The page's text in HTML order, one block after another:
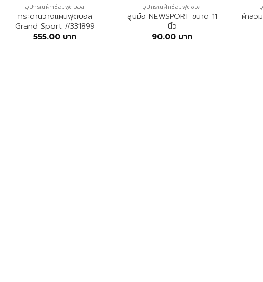
อุปกรณ์ฝึกซ้อมฟุตบอล
กระดานวางแผนฟุตบอล
Grand Sport #331899
555.00 บาท
อุปกรณ์ฝึกซ้อมฟุตซอล
สูบมือ NEWSPORT ขนาด 11
นิ้ว
90.00 บาท
ผ้าสว